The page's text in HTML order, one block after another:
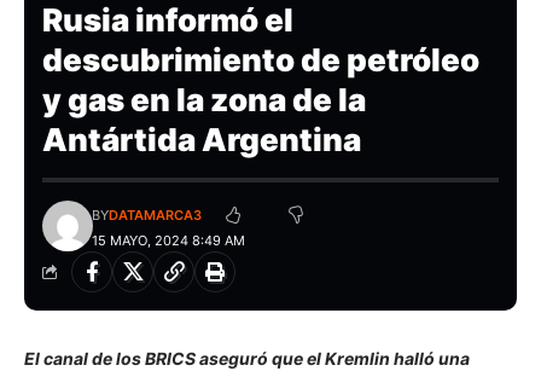
Rusia informó el
descubrimiento de petróleo
y gas en la zona de la
Antártida Argentina
15 MAYO, 2024 8:49 AM
BYDATAMARCA3
El canal de los BRICS aseguró que el Kremlin halló una